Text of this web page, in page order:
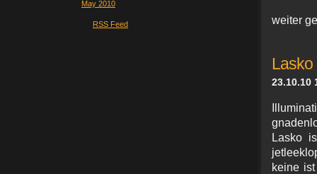
May 2010
RSS Feed weiter
Lasko
23.10.10
Lasko
keine